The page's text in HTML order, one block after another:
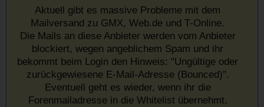
Aktuell gibt es massive Probleme mit dem
Mailversand zu GMX, Web.de und T-Online.
Die Mails an diese Anbieter werden vom Anbieter
blockiert, wegen angeblichem Spam und ihr
bekommt beim Login den Hinweis: "Ungültige oder
zurückgewiesene E-Mail-Adresse (Bounced)".
Eventuell geht es wieder, wenn ihr die
Forenmailadresse in die Whitelist übernehmt.